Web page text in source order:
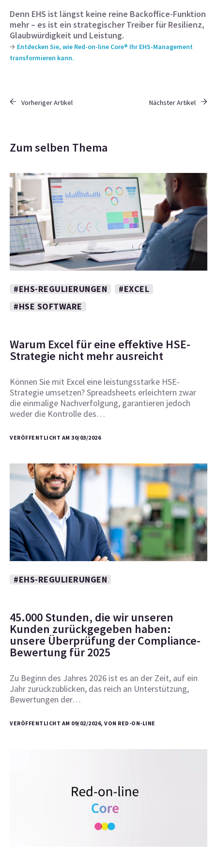
Denn EHS ist längst keine reine Backoffice-Funktion
mehr – es ist ein strategischer Treiber für Resilienz,
Glaubwürdigkeit und Leistung.
→ Entdecken Sie, wie Red-on-line Core® Ihr EHS-Management
transformieren kann.
Vorheriger Artikel Nächster Artikel
Zum selben Thema
#EHS-REGULIERUNGEN
#EXCEL
#HSE SOFTWARE
Warum Excel für eine effektive HSE-
Strategie nicht mehr ausreicht
Können Sie mit Excel eine leistungsstarke HSE-
Strategie umsetzen? Spreadsheets erleichtern zwar
die einmalige Nachverfolgung, garantieren jedoch
weder die Kontrolle des…
VERÖFFENTLICHT AM 30/03/2026
#EHS-REGULIERUNGEN
45.000 Stunden, die wir unseren
Kunden zurückgegeben haben:
unsere Überprüfung der Compliance-
Bewertung für 2025
Zu Beginn des Jahres 2026 ist es an der Zeit, auf ein
Jahr zurückzublicken, das reich an Unterstützung,
Bewertungen der…
VERÖFFENTLICHT AM 09/02/2026, VON RED-ON-LINE